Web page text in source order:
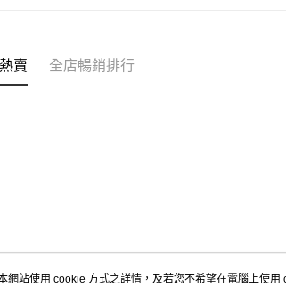
賣 全店暢銷排行
網站使用 cookie 方式之詳情，及若您不希望在電腦上使